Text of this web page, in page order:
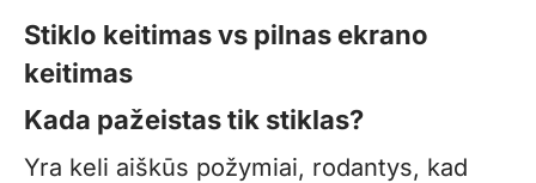
Stiklo keitimas vs pilnas ekrano
keitimas
Kada pažeistas tik stiklas?
Yra keli aiškūs požymiai, rodantys, kad